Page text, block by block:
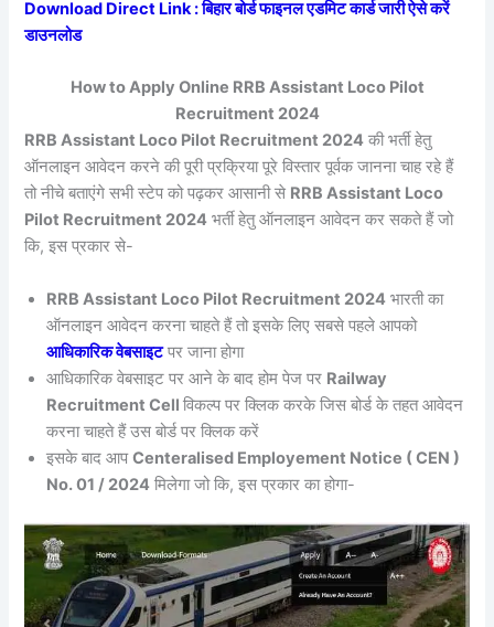
Download Direct Link : बिहार बोर्ड फाइनल एडमिट कार्ड जारी ऐसे करें
डाउनलोड
How to Apply Online RRB Assistant Loco Pilot
Recruitment 2024
RRB Assistant Loco Pilot Recruitment 2024 की भर्ती हेतु
ऑनलाइन आवेदन करने की पूरी प्रक्रिया पूरे विस्तार पूर्वक जानना चाह रहे हैं
तो नीचे बताएंगे सभी स्टेप को पढ़कर आसानी से RRB Assistant Loco
Pilot Recruitment 2024 भर्ती हेतु ऑनलाइन आवेदन कर सकते हैं जो
कि, इस प्रकार से-
RRB Assistant Loco Pilot Recruitment 2024 भारती का
ऑनलाइन आवेदन करना चाहते हैं तो इसके लिए सबसे पहले आपको
आधिकारिक वेबसाइटपर जाना होगा
आधिकारिक वेबसाइट पर आने के बाद होम पेज पर Railway
Recruitment Cellविकल्प पर क्लिक करके जिस बोर्ड के तहत आवेदन
करना चाहते हैं उस बोर्ड पर क्लिक करें
इसके बाद आपCenteralised Employement Notice ( CEN )
No. 01 / 2024 मिलेगा जो कि, इस प्रकार का होगा-